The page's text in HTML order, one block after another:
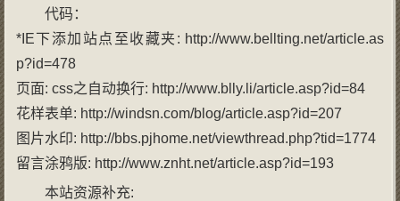
代码：
*IE下添加站点至收藏夹: http://www.bellting.net/article.as
p?id=478
页面: css之自动换行: http://www.blly.li/article.asp?id=84
花样表单: http://windsn.com/blog/article.asp?id=207
图片水印: http://bbs.pjhome.net/viewthread.php?tid=1774
留言涂鸦版: http://www.znht.net/article.asp?id=193
本站资源补充: